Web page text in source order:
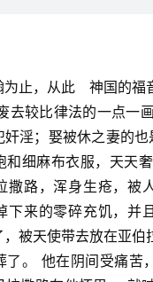
止，从此　神国的福
去较比律法的一点一
淫；娶被休之妻的也
和细麻布衣服，天天
撒路，浑身生疮，被
下来的零碎充饥，并
被天使带去放在亚伯
了。 他在阴间受痛苦